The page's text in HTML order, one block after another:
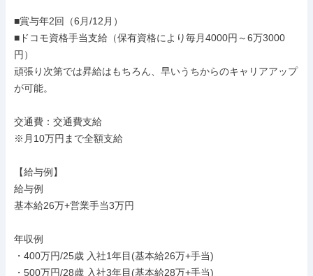
■賞与年2回（6月/12月）
■ドコモ資格手当支給（保有資格により毎月4000円～6万3000
円）
頑張り次第では昇給はもちろん、早いうちからのキャリアアップ
が可能。
交通費：交通費支給
※月10万円まで全額支給
【給与例】
給与例
基本給26万+営業手当3万円
年収例
・400万円/25歳 入社1年目(基本給26万+手当)
・500万円/28歳 入社3年目(基本給28万+手当)